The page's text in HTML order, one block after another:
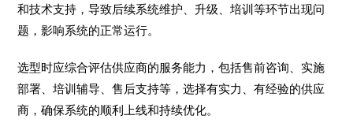
和技术支持，导致后续系统维护、升级、培训等环节出现问
题，影响系统的正常运行。
选型时应综合评估供应商的服务能力，包括售前咨询、实施
部署、培训辅导、售后支持等，选择有实力、有经验的供应
商，确保系统的顺利上线和持续优化。